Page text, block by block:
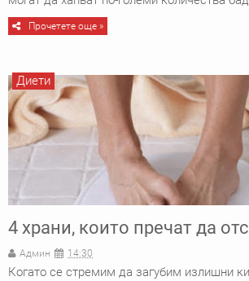
Прочетете още »
4 храни, които пречат да
Админ 14:30
Когато се стремим да загубим излишни
Диети